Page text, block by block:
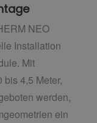
NEO
Installation
Mit
4,5 Meter,
werden,
ein